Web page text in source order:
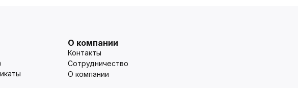
О компании
Контакты
Сотрудничество
О компании